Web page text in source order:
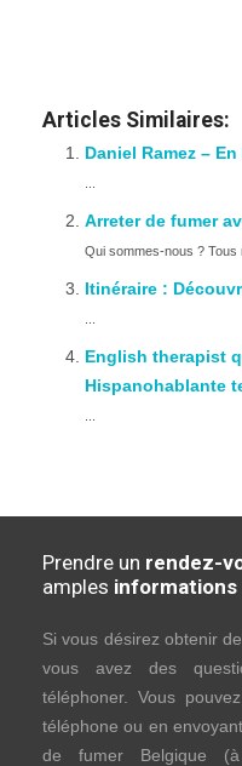
Articles Similaires:
Daniel Ramez –
Arreter de fumer
Qui sommes-nous ? Tous
Itinéraire :
English therapist
Hispanohablante
Prendre un rendez-
amples informations
Si vous désirez obtenir
vous avez des
téléphoner. Vous
téléphone ou en
de fumer Belgique (à